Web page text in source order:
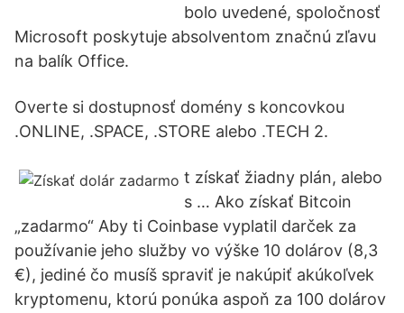
bolo uvedené, spoločnosť
Microsoft poskytuje absolventom značnú zľavu
na balík Office.
Overte si dostupnosť domény s koncovkou
.ONLINE, .SPACE, .STORE alebo .TECH 2.
t získať žiadny plán, alebo
s … Ako získať Bitcoin
„zadarmo“ Aby ti Coinbase vyplatil darček za
používanie jeho služby vo výške 10 dolárov (8,3
€), jediné čo musíš spraviť je nakúpiť akúkoľvek
kryptomenu, ktorú ponúka aspoň za 100 dolárov